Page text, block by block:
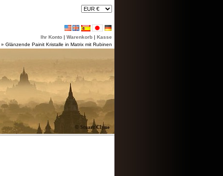
Ihr Konto | Warenkorb | Kasse
» Glänzende Painit Kristalle in Matrix mit Rubinen